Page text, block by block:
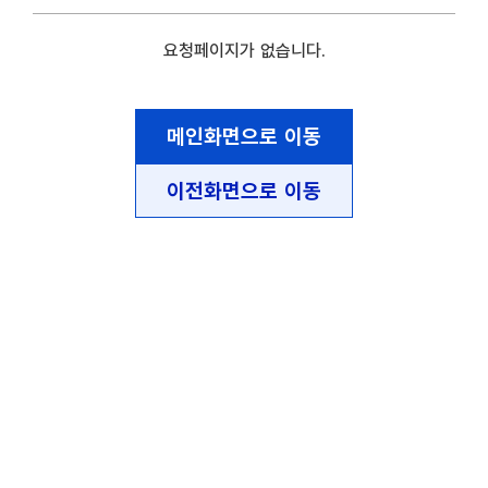
요청페이지가 없습니다.
메인화면으로 이동
이전화면으로 이동